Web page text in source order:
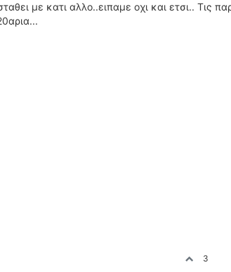
με κατι αλλο..ειπαμε οχι και ετσι.. Τις
3